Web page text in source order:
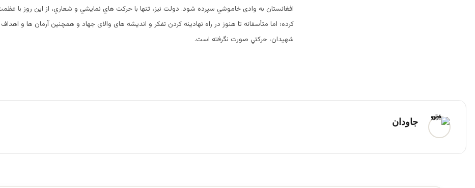
افغانستان به وادی خاموشي سپرده شود. دولت نیز، تنها با حركت هاي نمايشي و شعاري، از اين روز با
کرده؛ اما متأسفانه تا هنوز در راه نهادينه كردن تفكر و اندیشه های والای جهاد و همچنین آرمان ها و
شهیدان، حركتي صورت نگرفته است.
جاودان